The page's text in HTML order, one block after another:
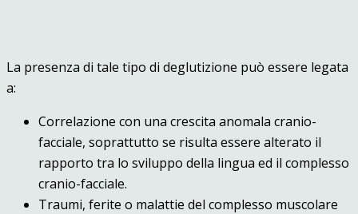
La presenza di tale tipo di deglutizione può essere legata
a:
Correlazione con una crescita anomala cranio-
facciale, soprattutto se risulta essere alterato il
rapporto tra lo sviluppo della lingua ed il complesso
cranio-facciale.
Traumi, ferite o malattie del complesso muscolare